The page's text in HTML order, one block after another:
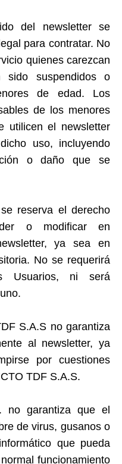
del newsletter se
para contratar. No
quienes carezcan
suspendidos o
de edad. Los
de los menores
utilicen el newsletter
uso, incluyendo
o daño que se
reserva el derecho
o modificar en
ya sea en
No se requerirá
Usuarios, ni será
S.A.S no garantiza
al newsletter, ya
por cuestiones
TDF S.A.S.
no garantiza que el
de virus, gusanos o
que pueda
funcionamiento